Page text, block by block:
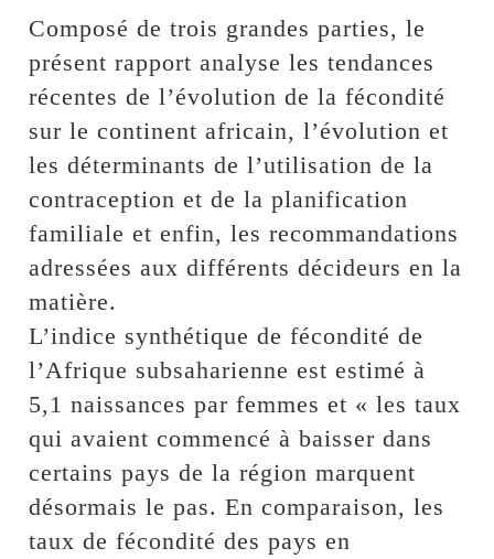
Composé de trois grandes parties, le
présent rapport analyse les tendances
récentes de l’évolution de la fécondité
sur le continent africain, l’évolution et
les déterminants de l’utilisation de la
contraception et de la planification
familiale et enfin, les recommandations
adressées aux différents décideurs en la
matière.
L’indice synthétique de fécondité de
l’Afrique subsaharienne est estimé à
5,1 naissances par femmes et « les taux
qui avaient commencé à baisser dans
certains pays de la région marquent
désormais le pas. En comparaison, les
taux de fécondité des pays en